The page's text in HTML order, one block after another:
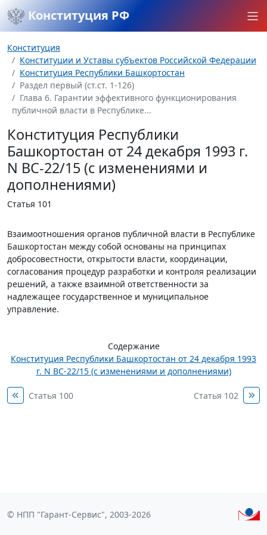
Конституция РФ
Конституция
Конституции и Уставы субъектов Российской Федерации
Конституция Республики Башкортостан
Раздел первый (ст.ст. 1-126)
Глава 6. Гарантии эффективного функционирования
публичной власти в Республике...
Конституция Республики
Башкортостан от 24 декабря 1993 г.
N ВС-22/15 (с изменениями и
дополнениями)
Статья 101
Взаимоотношения органов публичной власти в Республике
Башкортостан между собой основаны на принципах
добросовестности, открытости власти, координации,
согласования процедур разработки и контроля реализации
решений, а также взаимной ответственности за
надлежащее государственное и муниципальное
управление.
Содержание
Конституция Республики Башкортостан от 24 декабря 1993
г. N ВС-22/15 (с изменениями и дополнениями)
Статья 100 Статья 102
© НПП "Гарант-Сервис", 2003-2026